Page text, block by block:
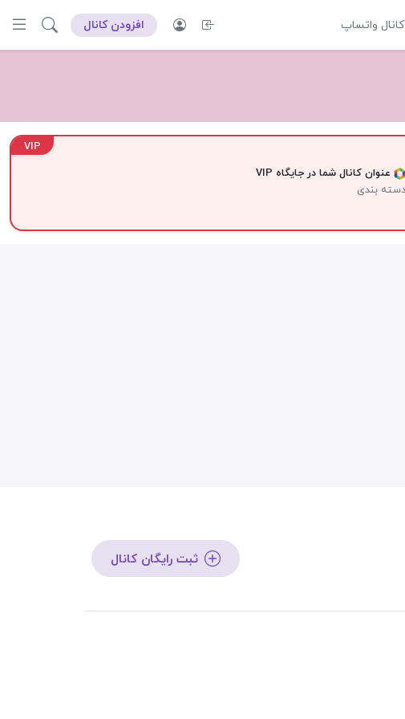
کانال واتساپ افزودن کانال
VIP
عنوان کانال شما در جایگاه VIP
دسته بندی
ثبت رایگان کانال